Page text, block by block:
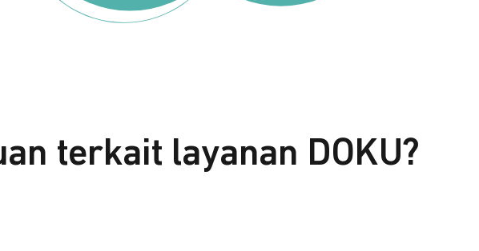
terkait layanan DOKU?